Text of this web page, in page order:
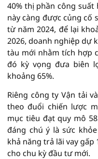
40% thị phần công
này càng được củng cố
từ năm 2024, để lại
2026, doanh nghiệp dự
tàu mới nhằm tích hợp
đó kỳ vọng đưa biên
khoảng 65%.
Riêng công ty Vận tải
theo đuổi chiến lược
mục tiêu đạt quy mô
đáng chú ý là sức
khả năng trả lãi vay
cho chu kỳ đầu tư mới.